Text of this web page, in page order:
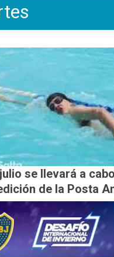
se llevará a
de la Posta